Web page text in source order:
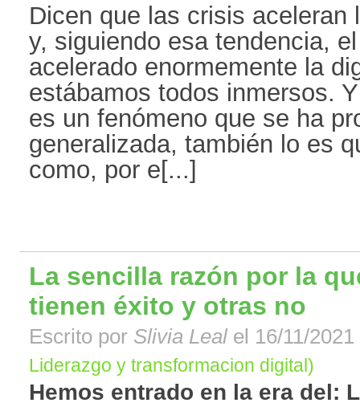
Dicen que las crisis aceleran
y, siguiendo esa tendencia,
acelerado enormemente la
estábamos todos inmersos.
es un fenómeno que se ha
generalizada, también lo es
como, por e[...]
La sencilla razón por la
tienen éxito y otras no
Escrito por Slivia Leal el 16/11/
Liderazgo y transformacion digital)
Hemos entrado en la era del: